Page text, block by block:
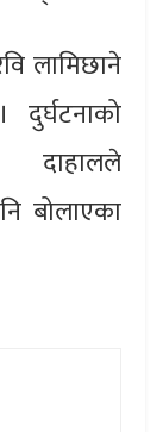
लामिछाने
दाहालले
बोलाएका